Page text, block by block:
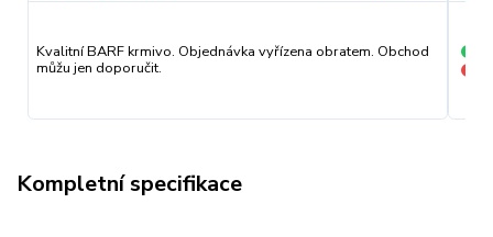
Kvalitní BARF krmivo. Objednávka vyřízena obratem. Obchod
můžu jen doporučit.
Kompletní specifikace